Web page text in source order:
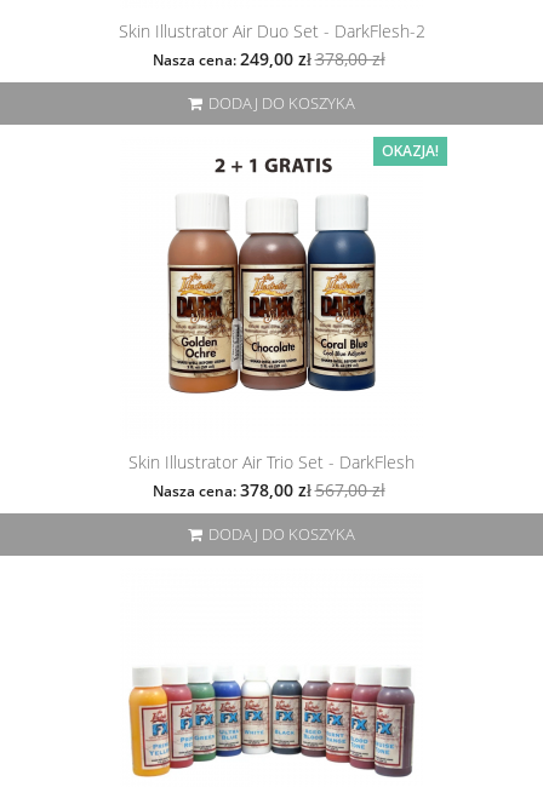
Skin Illustrator Air Duo Set - DarkFlesh-2
Nasza cena: 249,00 zł378,00 zł
DODAJ DO KOSZYKA
OKAZJA!
Skin Illustrator Air Trio Set - DarkFlesh
Nasza cena: 378,00 zł567,00 zł
DODAJ DO KOSZYKA